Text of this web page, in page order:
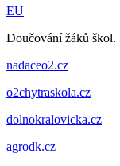
EU
Doučování žáků
nadaceo2.cz
o2chytraskola.cz
dolnokralovicka.cz
agrodk.cz